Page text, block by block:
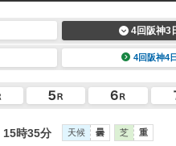
4回阪神3
4回阪神4
15時35分 天候 曇 芝 重